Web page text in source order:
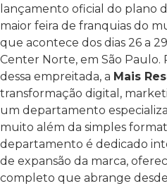
lançamento oficial do plano
maior feira de franquias do
que acontece dos dias 26 a
Center Norte, em São Paulo.
dessa empreitada, a Mais
transformação digital,
um departamento
muito além da simples
departamento é dedicado
de expansão da marca,
completo que abrange